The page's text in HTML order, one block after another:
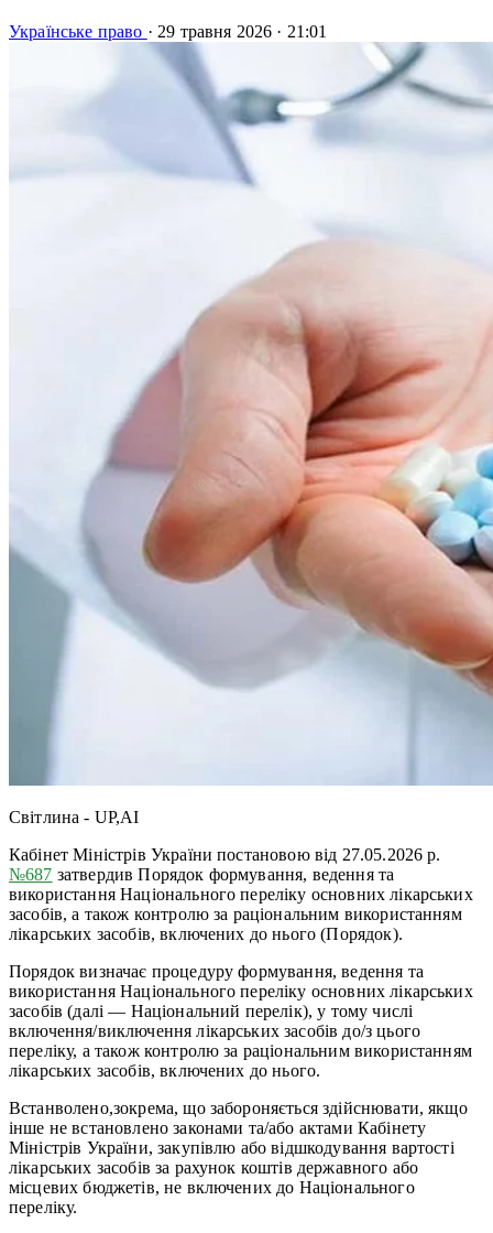
Українське право · 29 травня 2026 · 21:01
Світлина - UP,AI
Кабінет Міністрів України постановою від 27.05.2026 р.
№687 затвердив Порядок формування, ведення та
використання Національного переліку основних лікарських
засобів, а також контролю за раціональним використанням
лікарських засобів, включених до нього (Порядок).
Порядок визначає процедуру формування, ведення та
використання Національного переліку основних лікарських
засобів (далі — Національний перелік), у тому числі
включення/виключення лікарських засобів до/з цього
переліку, а також контролю за раціональним використанням
лікарських засобів, включених до нього.
Встанволено,зокрема, що забороняється здійснювати, якщо
інше не встановлено законами та/або актами Кабінету
Міністрів України, закупівлю або відшкодування вартості
лікарських засобів за рахунок коштів державного або
місцевих бюджетів, не включених до Національного
переліку.